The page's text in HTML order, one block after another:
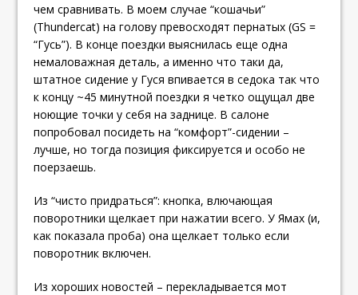
чем сравнивать. В моем случае “кошачьи”
(Thundercat) на голову превосходят пернатых (GS =
“Гусь”). В конце поездки выяснилась еще одна
немаловажная деталь, а именно что таки да,
штатное сидение у Гуся впивается в седока так что
к концу ~45 минутной поездки я четко ощущал две
ноющие точки у себя на заднице. В салоне
попробовал посидеть на “комфорт”-сидении –
лучше, но тогда позиция фиксируется и особо не
поерзаешь.
Из “чисто придраться”: кнопка, влючающая
поворотники щелкает при нажатии всего. У Ямах (и,
как показала проба) она щелкает только если
поворотник включен.
Из хороших новостей – перекладывается мот